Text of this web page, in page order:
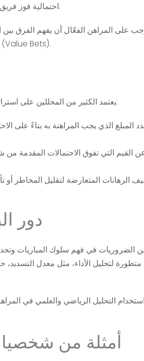
احتمالية فوز فريق كرة القدم 1.8، فهذا يعني أن كل جنيه تراهن به قد يعيد لك 1.8 جنيه في حال الفوز.
على المراهن الفعّال أن يفهم الفرق بين
يبحث عن العوائد التي تتجاوز القيمة الحقيقية للرهان، وهو ما يعرف بفرص القيمة (Value Bets).
يعتمد الكثير من المحللين على استراتيجيات محددة لضمان تحقيق أرباح أو تقليل الخسائر، ومن أبرز هذه الاستراتيجيات:
دور
متطورة لتحليل الأداء، مثل معدل التسديد،
أمثلة من